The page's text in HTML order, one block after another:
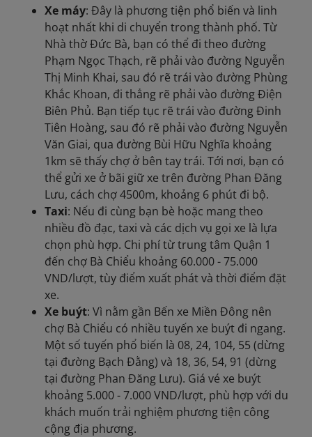
Xe máy: Đây là phương tiện phổ biến và linh
hoạt nhất khi di chuyển trong thành phố. Từ
Nhà thờ Đức Bà, bạn có thể đi theo đường
Phạm Ngọc Thạch, rẽ phải vào đường Nguyễn
Thị Minh Khai, sau đó rẽ trái vào đường Phùng
Khắc Khoan, đi thẳng rẽ phải vào đường Điện
Biên Phủ. Bạn tiếp tục rẽ trái vào đường Đinh
Tiên Hoàng, sau đó rẽ phải vào đường Nguyễn
Văn Giai, qua đường Bùi Hữu Nghĩa khoảng
1km sẽ thấy chợ ở bên tay trái. Tới nơi, bạn có
thể gửi xe ở bãi giữ xe trên đường Phan Đăng
Lưu, cách chợ 4500m, khoảng 6 phút đi bộ.
Taxi: Nếu đi cùng bạn bè hoặc mang theo
nhiều đồ đạc, taxi và các dịch vụ gọi xe là lựa
chọn phù hợp. Chi phí từ trung tâm Quận 1
đến chợ Bà Chiểu khoảng 60.000 - 75.000
VND/lượt, tùy điểm xuất phát và thời điểm đặt
xe.
Xe buýt: Vì nằm gần Bến xe Miền Đông nên
chợ Bà Chiểu có nhiều tuyến xe buýt đi ngang.
Một số tuyến phổ biến là 08, 24, 104, 55 (dừng
tại đường Bạch Đằng) và 18, 36, 54, 91 (dừng
tại đường Phan Đăng Lưu). Giá vé xe buýt
khoảng 5.000 - 7.000 VND/lượt, phù hợp với du
khách muốn trải nghiệm phương tiện công
cộng địa phương.